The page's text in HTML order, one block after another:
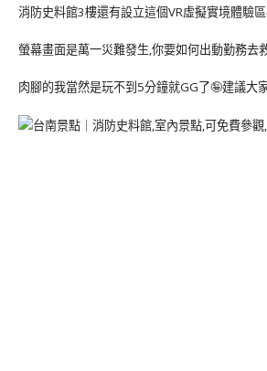
消防史料館3樓還有設立這個VR虛擬實境體驗
螢幕畫面是萬一災難發生,你要如何出動勤務去
肉腳的我當然是玩不到5分鐘就GG了🤪建議大